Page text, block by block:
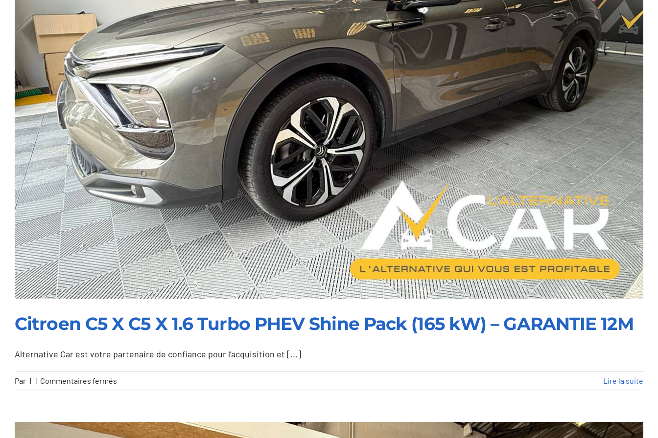
Citroen C5 X C5 X 1.6 Turbo PHEV Shine Pack (165 kW) – GARANTIE 12M
Alternative Car est votre partenaire de confiance pour l’acquisition et [...]
Par | | Commentaires fermés
Citroen
X
C5
Lire la suite